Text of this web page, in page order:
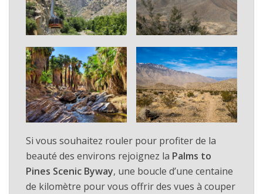
Si vous souhaitez rouler pour profiter de la
beauté des environs rejoignez la Palms to
Pines Scenic Byway, une boucle d’une centaine
de kilomètre pour vous offrir des vues à couper